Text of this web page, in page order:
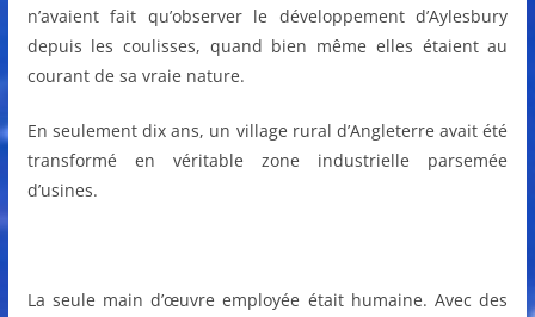
n’avaient fait qu’observer le développement d’Aylesbury
depuis les coulisses, quand bien même elles étaient au
courant de sa vraie nature.
En seulement dix ans, un village rural d’Angleterre avait été
transformé en véritable zone industrielle parsemée
d’usines.
La seule main d’œuvre employée était humaine. Avec des